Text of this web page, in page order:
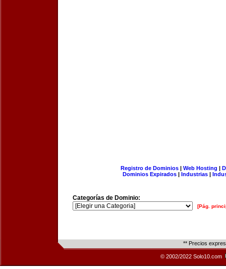
Registro de Dominios| Web Hosting |
Dominios Expirados | Industrias |
Categorías de Dominio:
[Pág.
** Precios
© 2002/2022 Solo10.com